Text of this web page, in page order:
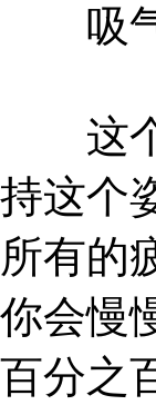
吸气
这个
持这个
所有的
你会慢
百分之